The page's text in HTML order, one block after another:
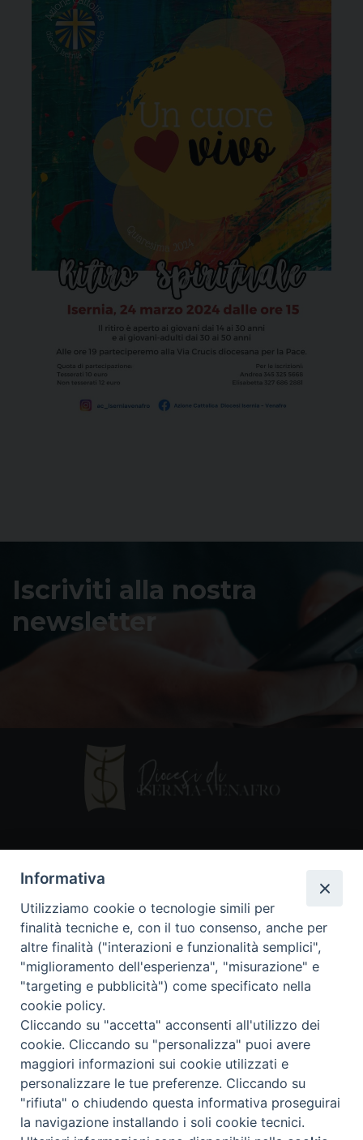
Iscriviti alla nostra
newsletter
86170 Isernia
086550849
segreteria@diocesiiserniavenafro.it
I nostri social
Copyright © 2018 - Diocesi di Isernia-Venafro (C.F.
90008750946). Riproduzione solo con permesso.
Tutti i diritti sono riservati
Informativa
Utilizziamo cookie o tecnologie simili per
finalità tecniche e, con il tuo consenso, anche per
altre finalità ("interazioni e funzionalità semplici",
"miglioramento dell'esperienza", "misurazione" e
"targeting e pubblicità") come specificato nella
cookie policy.
Cliccando su "accetta" acconsenti all'utilizzo dei
cookie. Cliccando su "personalizza" puoi avere
maggiori informazioni sui cookie utilizzati e
personalizzare le tue preferenze. Cliccando su
"rifiuta" o chiudendo questa informativa proseguirai
la navigazione installando i soli cookie tecnici.